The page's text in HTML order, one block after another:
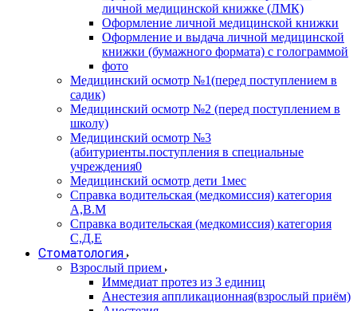
личной медицинской книжке (ЛМК)
Оформление личной медицинской книжки
Оформление и выдача личной медицинской
книжки (бумажного формата) с голограммой
фото
Медицинский осмотр №1(перед поступлением в
садик)
Медицинский осмотр №2 (перед поступлением в
школу)
Медицинский осмотр №3
(абитуриенты.поступления в специальные
учреждения0
Медицинский осмотр дети 1мес
Справка водительская (медкомиссия) категория
А,В.М
Справка водительская (медкомиссия) категория
С,Д,Е
Стоматология
Взрослый прием
Иммедиат протез из 3 единиц
Анестезия аппликационная(взрослый приём)